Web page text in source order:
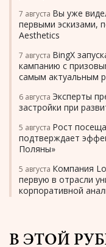
7 августа Вы уже
первыми эскизами,
Aesthetics
7 августа BingX
кампанию с
самым актуальным
6 августа Эксперты
застройки при
5 августа Рост
подтверждает
Поляны»
5 августа Компания
первую в отрасли
корпоративной
В ЭТОЙ